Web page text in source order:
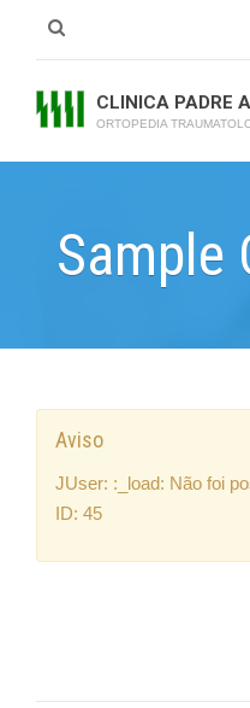
CLINICA PADRE
ORTOPEDIA
Sample
Aviso
JUser: :_load: Não foi
ID: 45